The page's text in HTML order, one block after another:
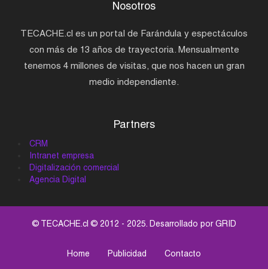
Nosotros
TECACHE.cl es un portal de Farándula y espectáculos
con más de 13 años de trayectoria. Mensualmente
tenemos 4 millones de visitas, que nos hacen un gran
medio independiente.
Partners
CRM
Intranet empresa
Digitalización comercial
Agencia Digital
© TECACHE.cl © 2012 - 2025. Desarrollado porGRID
Home Publicidad Contacto